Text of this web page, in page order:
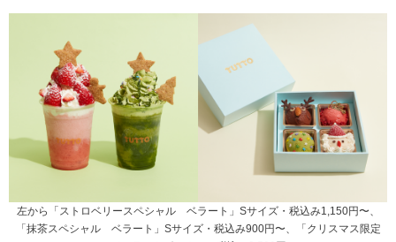
左から「ストロベリースペシャル ベラート」Sサイズ・税込み1,150円〜、
「抹茶スペシャル ベラート」Sサイズ・税込み900円〜、「クリスマス限定